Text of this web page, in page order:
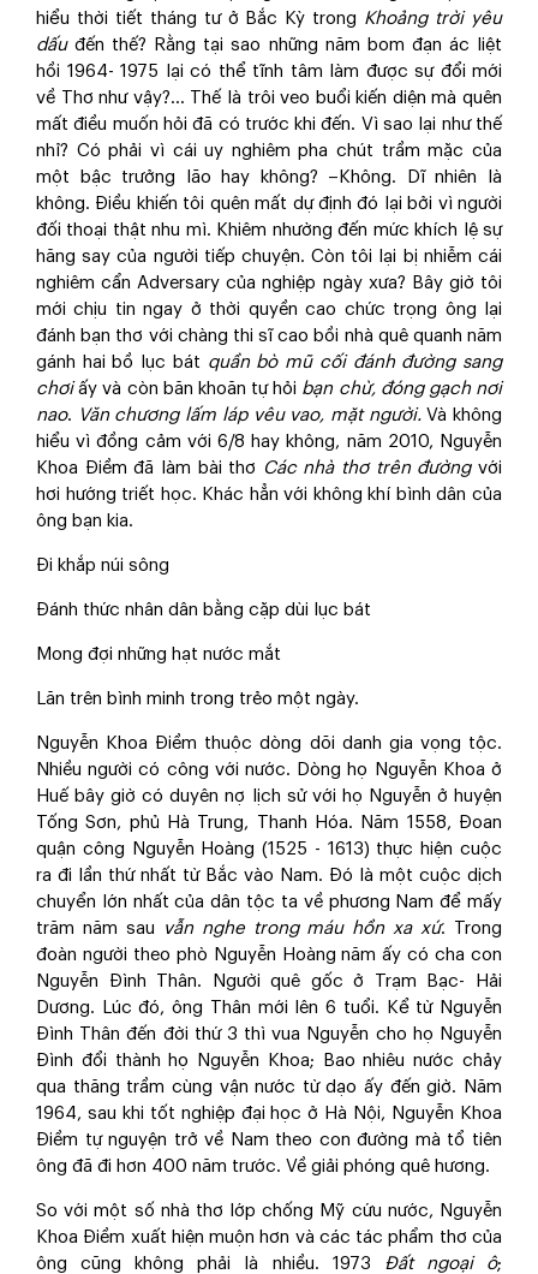
hiểu thời tiết tháng tư ở Bắc Kỳ trong Khoảng trời yêu
dấuđến thế? Rằng tại sao những năm bom đạn ác liệt
hồi 1964- 1975 lại có thể tĩnh tâm làm được sự đổi mới
về Thơ như vậy?... Thế là trôi veo buổi kiến diện mà quên
mất điều muốn hỏi đã có trước khi đến. Vì sao lại như thế
nhỉ? Có phải vì cái uy nghiêm pha chút trầm mặc của
một bậc trưởng lão hay không? –Không. Dĩ nhiên là
không. Điều khiến tôi quên mất dự định đó lại bởi vì người
đối thoại thật nhu mì. Khiêm nhường đến mức khích lệ sự
hăng say của người tiếp chuyện. Còn tôi lại bị nhiễm cái
nghiêm cẩn Adversary của nghiệp ngày xưa? Bây giờ tôi
mới chịu tin ngay ở thời quyền cao chức trọng ông lại
đánh bạn thơ với chàng thi sĩ cao bồi nhà quê quanh năm
gánh hai bồ lục bát quần bò mũ cối đánh đường sang
chơiấy và còn băn khoăn tự hỏi bạn chừ, đóng gạch nơi
nao. Văn chương lấm láp vêu vao, mặt người.Và không
hiểu vì đồng cảm với 6/8 hay không, năm 2010, Nguyễn
Khoa Điềm đã làm bài thơ Các nhà thơ trên đườngvới
hơi hướng triết học. Khác hẳn với không khí bình dân của
ông bạn kia.
Đi khắp núi sông
Đánh thức nhân dân bằng cặp dùi lục bát
Mong đợi những hạt nước mắt
Lăn trên bình minh trong trẻo một ngày.
Nguyễn Khoa Điềm thuộc dòng dõi danh gia vọng tộc.
Nhiều người có công với nước. Dòng họ Nguyễn Khoa ở
Huế bây giờ có duyên nợ lịch sử với họ Nguyễn ở huyện
Tống Sơn, phủ Hà Trung, Thanh Hóa. Năm 1558, Đoan
quận công Nguyễn Hoàng (1525 - 1613) thực hiện cuộc
ra đi lần thứ nhất từ Bắc vào Nam. Đó là một cuộc dịch
chuyển lớn nhất của dân tộc ta về phương Nam để mấy
trăm năm sau
vẫn nghe trong máu hồn xa xứ. Trong
đoàn người theo phò Nguyễn Hoàng năm ấy có cha con
Nguyễn Đình Thân. Người quê gốc ở Trạm Bạc- Hải
Dương. Lúc đó, ông Thân mới lên 6 tuổi. Kể từ Nguyễn
Đình Thân đến đời thứ 3 thì vua Nguyễn cho họ Nguyễn
Đình đổi thành họ Nguyễn Khoa; Bao nhiêu nước chảy
qua thăng trầm cùng vận nước từ dạo ấy đến giờ. Năm
1964, sau khi tốt nghiệp đại học ở Hà Nội, Nguyễn Khoa
Điềm tự nguyện trở về Nam theo con đường mà tổ tiên
ông đã đi hơn 400 năm trước. Về giải phóng quê hương.
So với một số nhà thơ lớp chống Mỹ cứu nước, Nguyễn
Khoa Điềm xuất hiện muộn hơn và các tác phẩm thơ của
ông cũng không phải là nhiều. 1973 Đất ngoại ô;